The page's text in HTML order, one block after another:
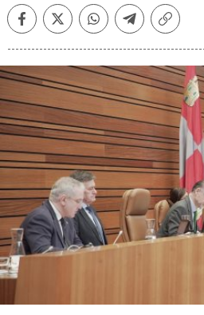
FacebookTwitterWhatsappTelegramCopiar